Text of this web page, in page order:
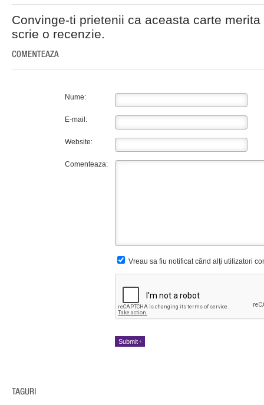
Convinge-ti prietenii ca aceasta carte
scrie o recenzie.
Nume:
E-mail:
Website:
Comenteaza:
Vreau sa fiu notificat când alți utilizatori